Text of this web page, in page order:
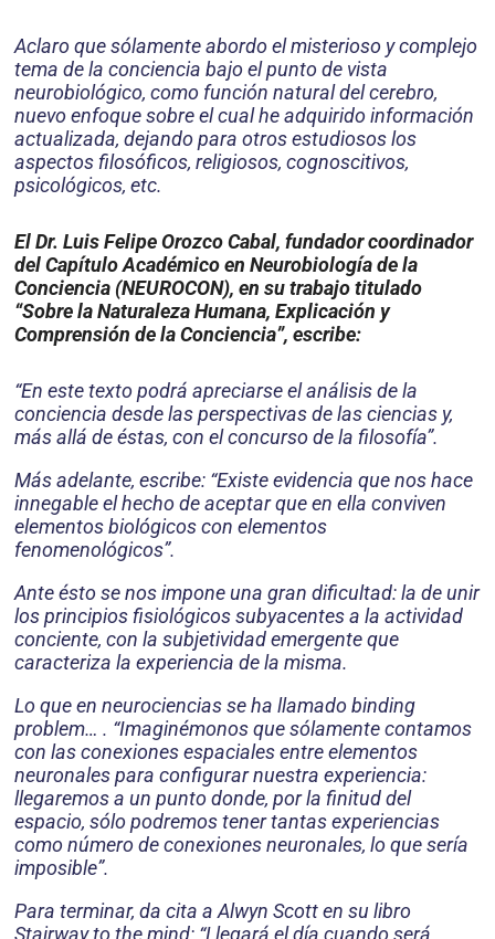
Aclaro que sólamente abordo el misterioso y complejo
tema de la conciencia bajo el punto de vista
neurobiológico, como función natural del cerebro,
nuevo enfoque sobre el cual he adquirido información
actualizada, dejando para otros estudiosos los
aspectos filosóficos, religiosos, cognoscitivos,
psicológicos, etc.
El Dr. Luis Felipe Orozco Cabal, fundador coordinador
del Capítulo Académico en Neurobiología de la
Conciencia (NEUROCON), en su trabajo titulado
“Sobre la Naturaleza Humana, Explicación y
Comprensión de la Conciencia”, escribe:
“En este texto podrá apreciarse el análisis de la
conciencia desde las perspectivas de las ciencias y,
más allá de éstas, con el concurso de la filosofía”.
Más adelante, escribe: “Existe evidencia que nos hace
innegable el hecho de aceptar que en ella conviven
elementos biológicos con elementos
fenomenológicos”.
Ante ésto se nos impone una gran dificultad: la de unir
los principios fisiológicos subyacentes a la actividad
conciente, con la subjetividad emergente que
caracteriza la experiencia de la misma.
Lo que en neurociencias se ha llamado binding
problem… . “Imaginémonos que sólamente contamos
con las conexiones espaciales entre elementos
neuronales para configurar nuestra experiencia:
llegaremos a un punto donde, por la finitud del
espacio, sólo podremos tener tantas experiencias
como número de conexiones neuronales, lo que sería
imposible”.
Para terminar, da cita a Alwyn Scott en su libro
Stairway to the mind: “Llegará el día cuando será